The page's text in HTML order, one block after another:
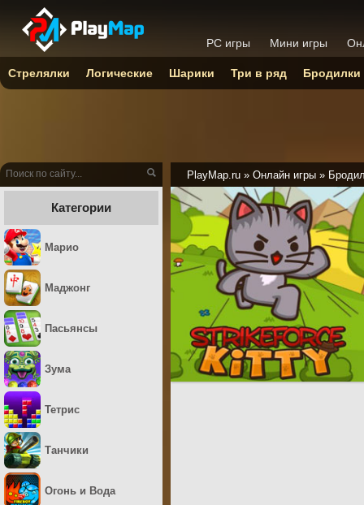
PlayMap.ru » Онлайн игры »
Категории
Марио
Маджонг
Пасьянсы
Зума
Тетрис
Танчики
Огонь и Вода
PC игры Мини игры
Стрелялки Логические Шарики Три в ряд Бродилки